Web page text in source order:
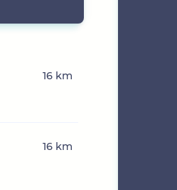
16 km
16 km